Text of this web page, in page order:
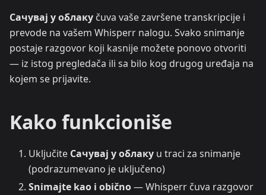
Сачувај у облаку čuva vaše završene transkripcije i
prevode na vašem Whisperr nalogu. Svako snimanje
postaje razgovor koji kasnije možete ponovo otvoriti
— iz istog pregledača ili sa bilo kog drugog uređaja na
kojem se prijavite.
Kako funkcioniše
Uključite Сачувај у облаку u traci za snimanje
(podrazumevano je uključeno)
Snimajte kao i obično— Whisperr čuva razgovor